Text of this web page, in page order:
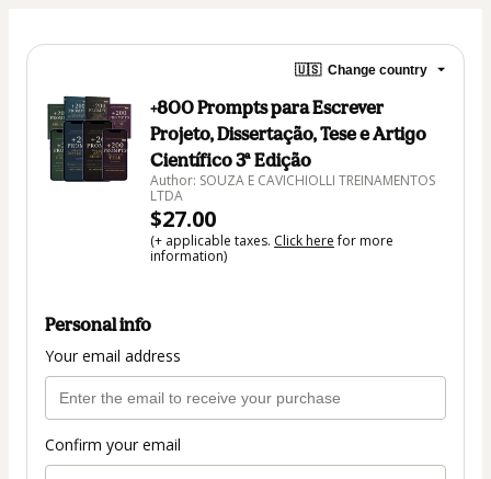
🇺🇸 Change country
+800 Prompts para Escrever
Projeto, Dissertação, Tese e Artigo
Científico 3ª Edição
Author: SOUZA E CAVICHIOLLI TREINAMENTOS
LTDA
$27.00
(+ applicable taxes. Click herefor more
information)
Personal info
Your email address
Confirm your email